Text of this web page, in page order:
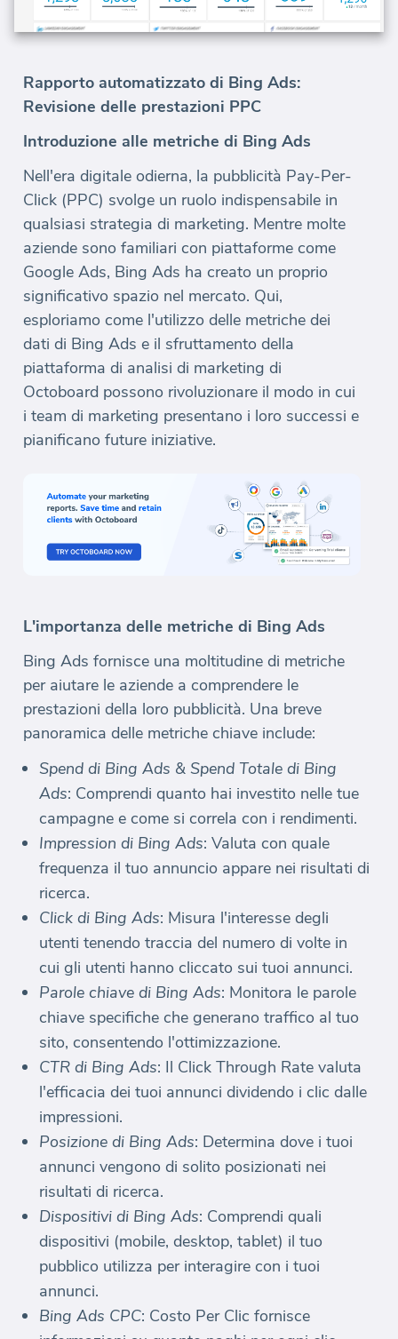
Rapporto automatizzato di Bing Ads:
Revisione delle prestazioni PPC
Introduzione alle metriche di Bing Ads
Nell'era digitale odierna, la pubblicità Pay-Per-
Click (PPC) svolge un ruolo indispensabile in
qualsiasi strategia di marketing. Mentre molte
aziende sono familiari con piattaforme come
Google Ads, Bing Ads ha creato un proprio
significativo spazio nel mercato. Qui,
esploriamo come l'utilizzo delle metriche dei
dati di Bing Ads e il sfruttamento della
piattaforma di analisi di marketing di
Octoboard possono rivoluzionare il modo in cui
i team di marketing presentano i loro successi e
pianificano future iniziative.
L'importanza delle metriche di Bing Ads
Bing Ads fornisce una moltitudine di metriche
per aiutare le aziende a comprendere le
prestazioni della loro pubblicità. Una breve
panoramica delle metriche chiave include:
Spend di Bing Ads & Spend Totale di Bing
Ads: Comprendi quanto hai investito nelle tue
campagne e come si correla con i rendimenti.
Impression di Bing Ads: Valuta con quale
frequenza il tuo annuncio appare nei risultati di
ricerca.
Click di Bing Ads: Misura l'interesse degli
utenti tenendo traccia del numero di volte in
cui gli utenti hanno cliccato sui tuoi annunci.
Parole chiave di Bing Ads: Monitora le parole
chiave specifiche che generano traffico al tuo
sito, consentendo l'ottimizzazione.
CTR di Bing Ads: Il Click Through Rate valuta
l'efficacia dei tuoi annunci dividendo i clic dalle
impressioni.
Posizione di Bing Ads: Determina dove i tuoi
annunci vengono di solito posizionati nei
risultati di ricerca.
Dispositivi di Bing Ads: Comprendi quali
dispositivi (mobile, desktop, tablet) il tuo
pubblico utilizza per interagire con i tuoi
annunci.
Bing Ads CPC: Costo Per Clic fornisce